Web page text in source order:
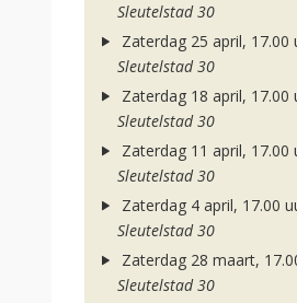
Sleutelstad 30
Zaterdag 25 april, 17.00
Sleutelstad 30
Zaterdag 18 april, 17.00
Sleutelstad 30
Zaterdag 11 april, 17.00
Sleutelstad 30
Zaterdag 4 april, 17.00
Sleutelstad 30
Zaterdag 28 maart,
Sleutelstad 30